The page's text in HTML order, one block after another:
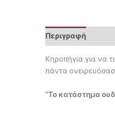
Περιγραφή
Κηροπήγια για να
πάντα
“Το κατάστημα